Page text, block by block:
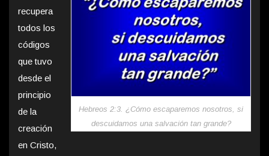
Hebreos 2:3. ¿Cómo escaparemos nosotros, si
descuidamos una salvación tan grande?
recupera
todos los
códigos
que tuvo
desde el
principio
de la
creación
en Cristo,